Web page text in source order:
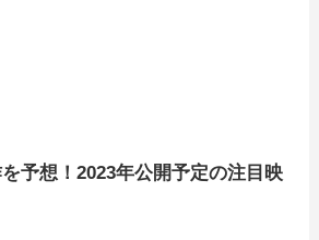
予想！2023年公開予定の注目映